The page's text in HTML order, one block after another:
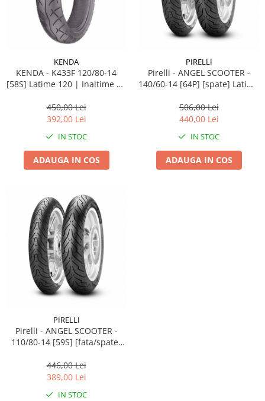
20W-50
Ulei transmisie
Uleiuri hidraulice
Pipe si fise bujii
Incarcatoar acumulator baterie
Incarcatoare acumulator baterie
Oglinzi moto
Uleiuri si lichide moto
Ulei transmisie moto
Ulei furca moto
Curatare si intretinere lant moto
Antigel moto
Aditivi moto
Lichid de frana
Vaselina si spray-uri tehnice moto
Filtru combustibil
Buson golire ulei
Filtru aer moto
Intretinere si curatare filtre moto
KENDA
KENDA - K433F 120/80-14
[58S] Latime 120 | Inaltime 80
450,00 Lei
392,00 Lei
IN STOC
ADAUGA IN COS
PIRELLI
Pirelli - ANGEL SCOOTER -
140/60-14 [64P] [spate] Latime
506,00 Lei
440,00 Lei
IN STOC
ADAUGA IN COS
PIRELLI
Pirelli - ANGEL SCOOTER -
110/80-14 [59S] [fata/spate]
Janta 14
446,00 Lei
389,00 Lei
IN STOC